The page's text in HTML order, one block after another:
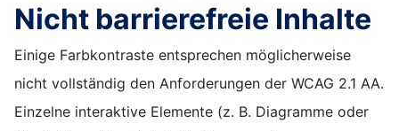
Nicht barrierefreie Inhalte
Einige Farbkontraste entsprechen möglicherweise
nicht vollständig den Anforderungen der WCAG 2.1 AA.
Einzelne interaktive Elemente (z. B. Diagramme oder